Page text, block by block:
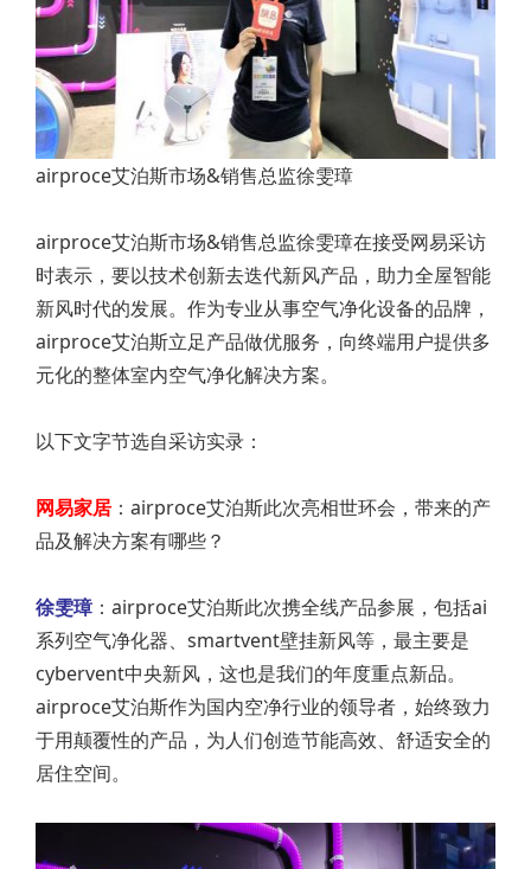
airproce艾泊斯市场&销售总监徐雯璋
airproce艾泊斯市场&销售总监徐雯璋在接受网易采访
时表示，要以技术创新去迭代新风产品，助力全屋智能
新风时代的发展。作为专业从事空气净化设备的品牌，
airproce艾泊斯立足产品做优服务，向终端用户提供多
元化的整体室内空气净化解决方案。
以下文字节选自采访实录：
网易家居 ：airproce艾泊斯此次亮相世环会，带来的产
品及解决方案有哪些？
徐雯璋 ：airproce艾泊斯此次携全线产品参展，包括ai
系列空气净化器、smartvent壁挂新风等，最主要是
cybervent中央新风，这也是我们的年度重点新品。
airproce艾泊斯作为国内空净行业的领导者，始终致力
于用颠覆性的产品，为人们创造节能高效、舒适安全的
居住空间。